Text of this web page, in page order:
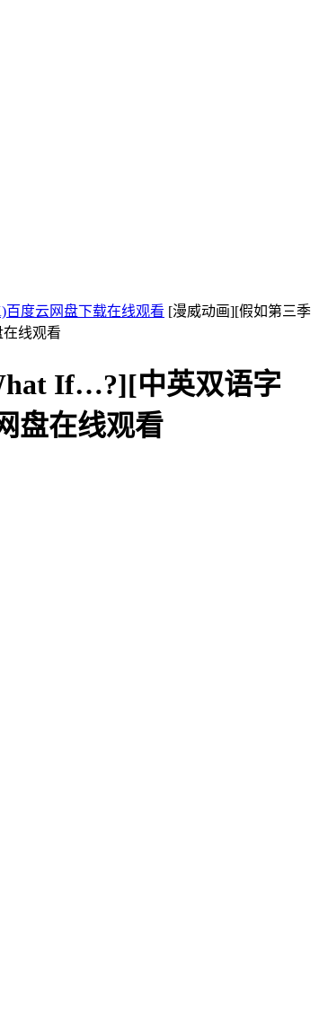
百度云网盘下载在线观看 [漫威动画][假如第三季
线观看
If…?][中英双语字
盘在线观看